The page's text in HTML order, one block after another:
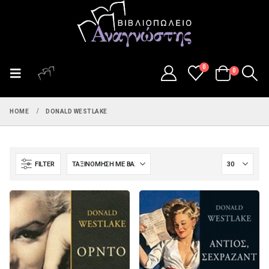
0
0
HOME DONALD WESTLAKE
FILTER